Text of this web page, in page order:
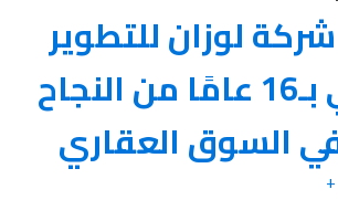
لوزان للتطوير
العمراني بـ16 عامًا من النجاح
في السوق العقاري